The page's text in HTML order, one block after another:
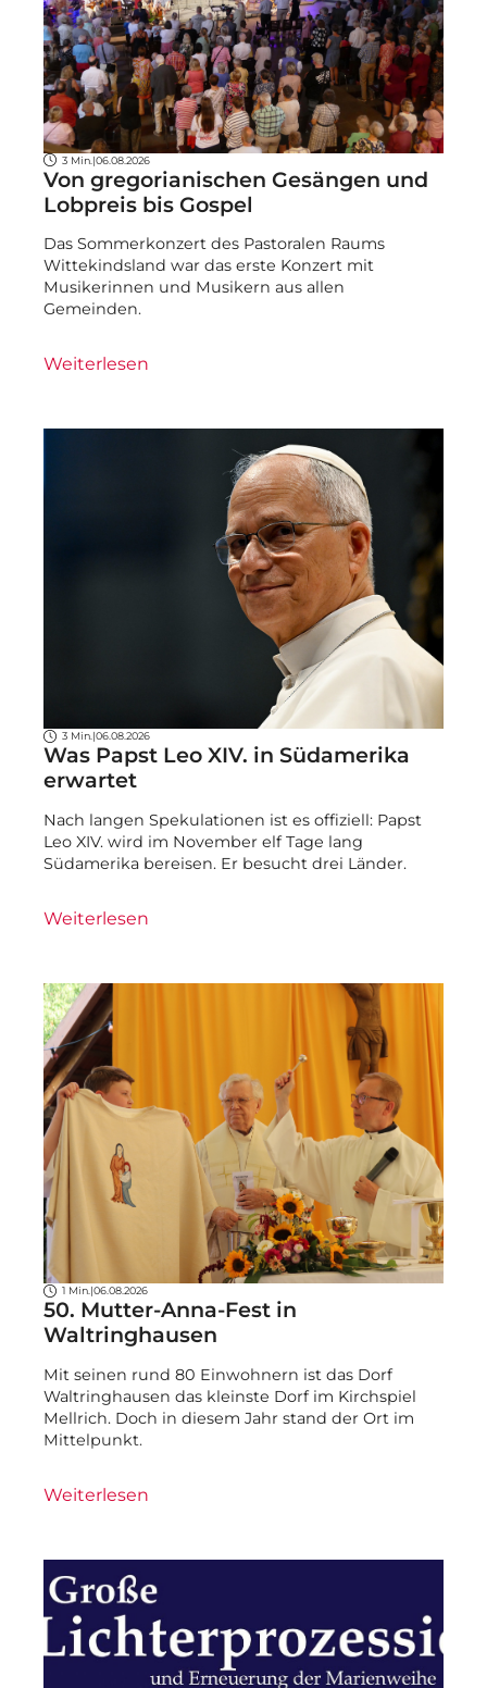
3 Min. |06.08.2026
Von gregorianischen Gesängen und
Lobpreis bis Gospel
Das Sommerkonzert des Pastoralen Raums
Wittekindsland war das erste Konzert mit
Musikerinnen und Musikern aus allen
Gemeinden.
Weiterlesen
3 Min.| 06.08.2026
Was Papst Leo XIV. in Südamerika
erwartet
Nach langen Spekulationen ist es offiziell: Papst
Leo XIV. wird im November elf Tage lang
Südamerika bereisen. Er besucht drei Länder.
Weiterlesen
1 Min. |06.08.2026
50. Mutter-Anna-Fest in
Waltringhausen
Mit seinen rund 80 Einwohnern ist das Dorf
Waltringhausen das kleinste Dorf im Kirchspiel
Mellrich. Doch in diesem Jahr stand der Ort im
Mittelpunkt.
Weiterlesen